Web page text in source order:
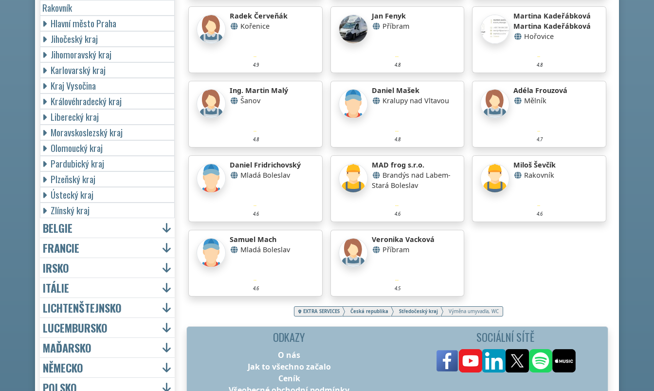
Radek Červeňák
Kořenice
4.9
Jan Fenyk
Příbram
4.8
Martina Kadeřábková
Martina Kadeřábková
Hořovice
4.8
Ing. Martin Malý
Šanov
4.8
Daniel Mašek
Kralupy nad Vltavou
4.8
Adéla Frouzová
Mělník
4.7
Daniel Fridrichovský
Mladá Boleslav
4.6
MAD frog s.r.o.
Brandýs nad Labem-
Stará Boleslav
4.6
Miloš Ševčík
Rakovník
4.6
Samuel Mach
Mladá Boleslav
4.6
Veronika Vacková
Příbram
4.5
EXTRA SERVICES Česká republika Středočeský kraj Výměna umyvadla, WC
ODKAZY
O nás
Jak to všechno začalo
Ceník
SOCIÁLNÍ SÍTĚ
Rakovník
Hlavní město Praha
Jihočeský kraj
Jihomoravský kraj
Karlovarský kraj
Kraj Vysočina
Královéhradecký kraj
Liberecký kraj
Moravskoslezský kraj
Olomoucký kraj
Pardubický kraj
Plzeňský kraj
Ústecký kraj
Zlínský kraj
BELGIE
FRANCIE
IRSKO
ITÁLIE
LICHTENŠTEJNSKO
LUCEMBURSKO
MAĎARSKO
NĚMECKO
POLSKO